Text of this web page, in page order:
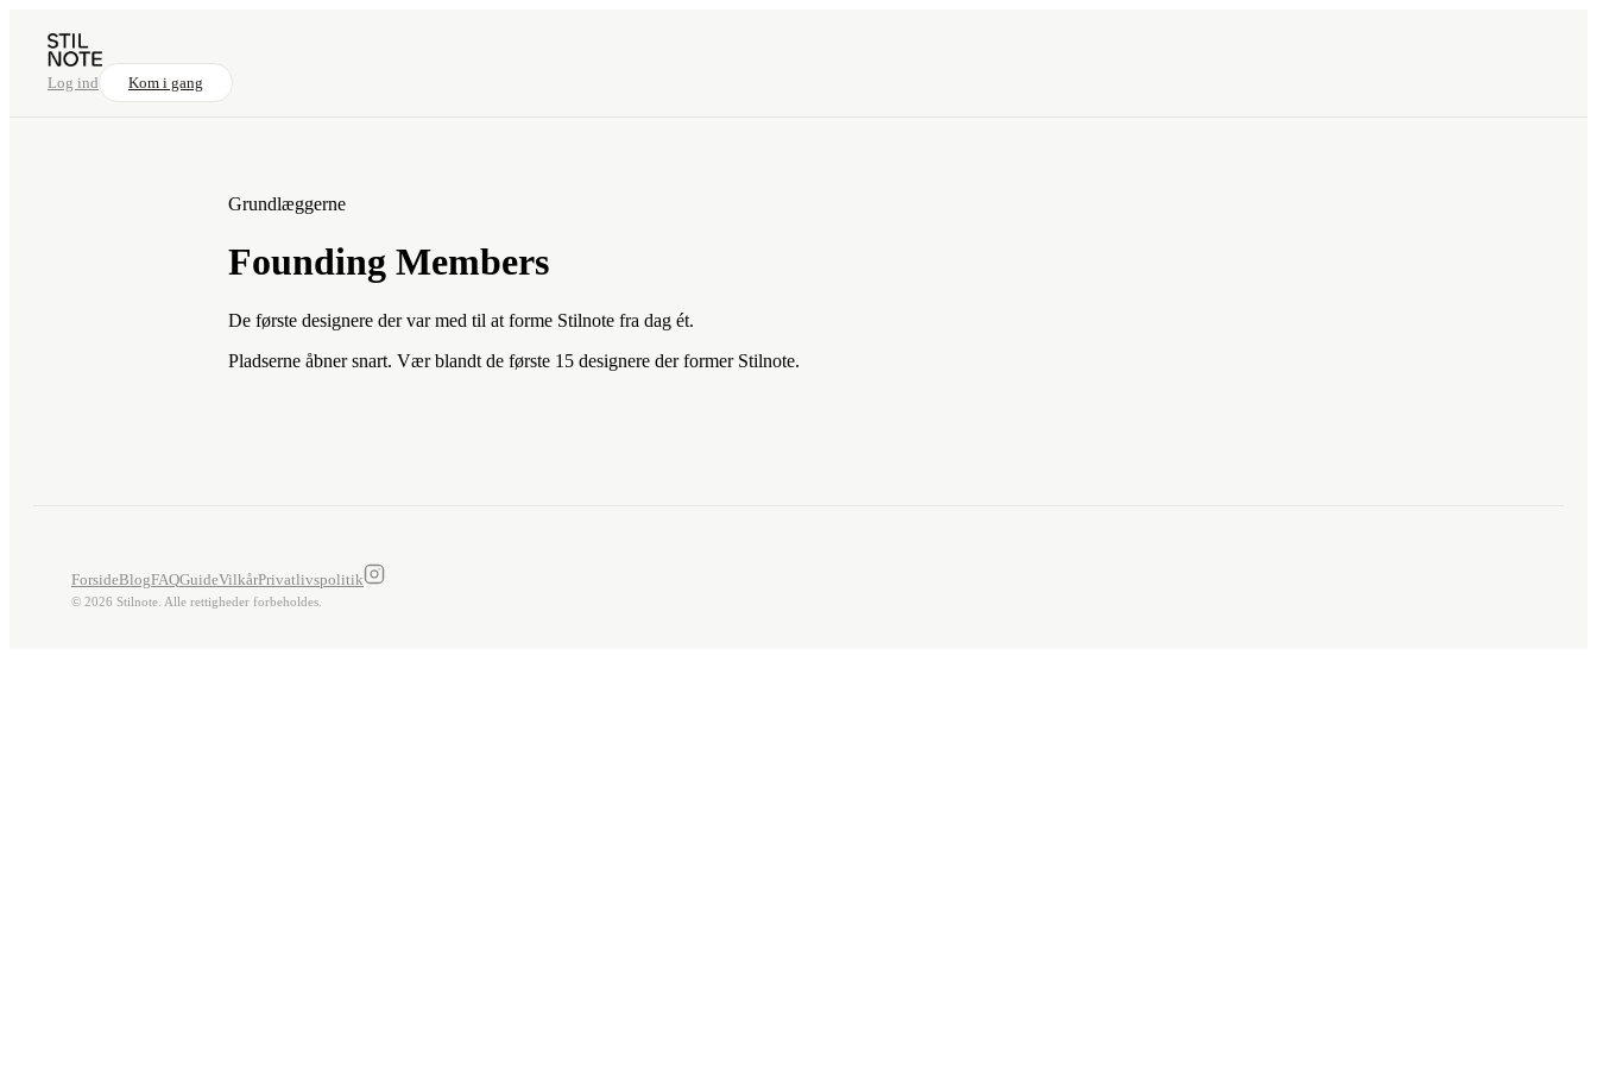
Log ind Kom i gang
Grundlæggerne
Founding Members
De første designere der var med til at forme Stilnote fra dag ét.
Pladserne åbner snart. Vær blandt de første 15 designere der former Stilnote.
ForsideBlogFAQGuideVilkårPrivatlivspolitik
© 2026 Stilnote. Alle rettigheder forbeholdes.